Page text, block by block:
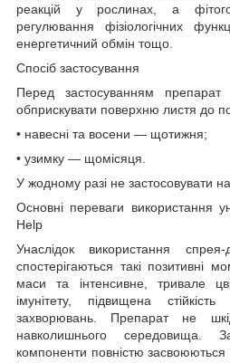
реакцій у рослинах, а
регулювання фізіологічних
енергетичний обмін тощо.
Спосіб застосування
Перед застосуванням
обприскувати поверхню листя до
• навесні та восени — щотижня;
• узимку — щомісяця.
У жодному разі не застосовувати на
Основні переваги використання
Help
Унаслідок використання
спостерігаються такі позитивні
маси та інтенсивне, тривале
імунітету, підвищена
захворювань. Препарат не
навколишнього середовища.
компоненти повністю